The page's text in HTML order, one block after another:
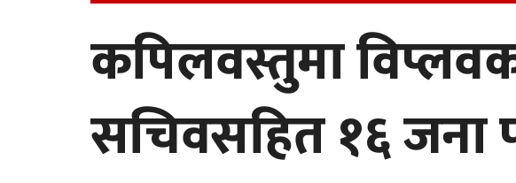
कपिलवस्तुमा
सचिवसहित १६ जना